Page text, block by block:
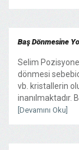
Baş Dönmesine
Selim
dönmesi
vb. kristallerin
inanılmaktadır.
[Devamını Oku]